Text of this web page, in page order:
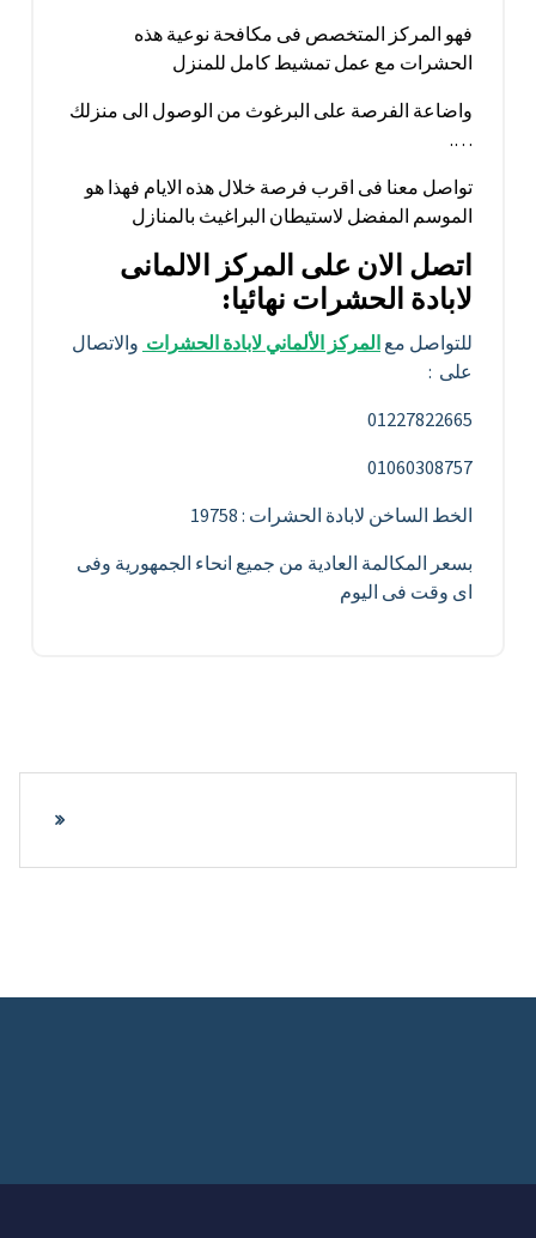
فهو المركز المتخصص فى مكافحة نوعية هذه
الحشرات مع عمل تمشيط كامل للمنزل
واضاعة الفرصة على البرغوث من الوصول الى منزلك
….
تواصل معنا فى اقرب فرصة خلال هذه الايام فهذا هو
الموسم المفضل لاستيطان البراغيث بالمنازل
اتصل الان على المركز الالمانى
لابادة الحشرات نهائيا:
للتواصل معالمركز الألماني لابادة الحشراتوالاتصال
على :
01227822665
01060308757
الخط الساخن لابادة الحشرات : 19758
بسعر المكالمة العادية من جميع انحاء الجمهورية وفى
اى وقت فى اليوم